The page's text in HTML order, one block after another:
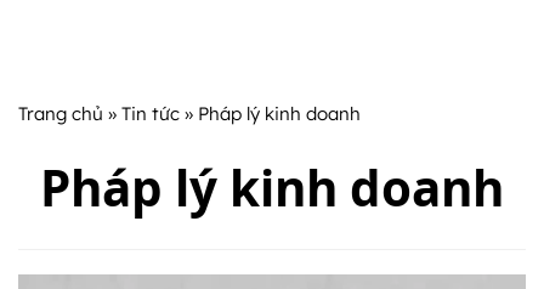
Trang chủ » Tin tức » Pháp lý kinh doanh
Pháp lý kinh doanh